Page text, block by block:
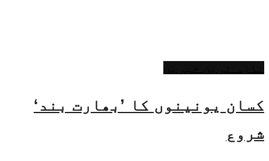
کسان یونینوں کا ’بھارت بند‘
شروع